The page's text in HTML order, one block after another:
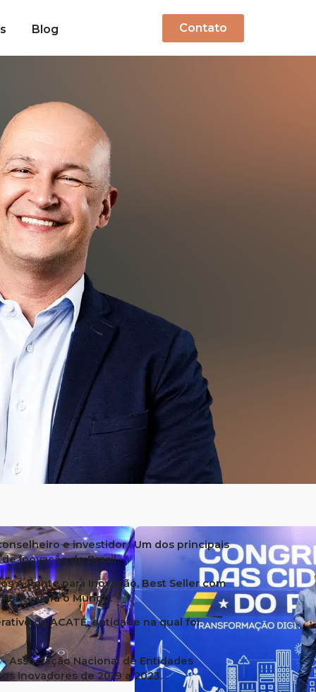
Blog Contato
e investidor . Um dos principais
inovação do Brasil.
A Ponte para Inovação, Best Seller com
para o Mundo.
da ACATE, entidade na qual foi
Associação Nacional de Entidades
Inovadores de 2019 a 2023.